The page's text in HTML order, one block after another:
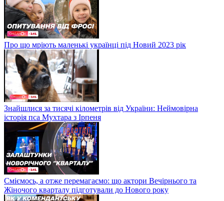
Про що мріють маленькі українці під Новий 2023 рік
Знайшлися за тисячі кілометрів від України: Неймовірна
історія пса Мухтара з Ірпеня
Сміємось, а отже перемагаємо: що актори Вечірнього та
Жіночого кварталу підготували до Нового року